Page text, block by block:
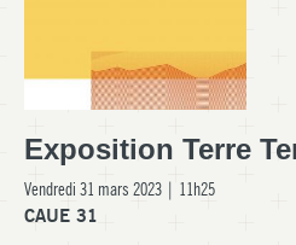
Exposition Terre
Vendredi 31 mars 2023 | 11h25
CAUE 31